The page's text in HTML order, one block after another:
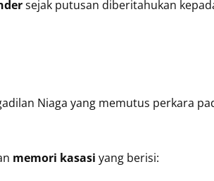
sejak putusan diberitahukan
Niaga yang memutus perkara
memori kasasi yang berisi: